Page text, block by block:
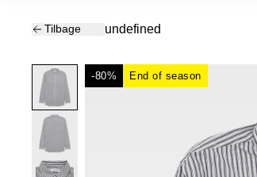
Tilbage undefined
-80% End of season